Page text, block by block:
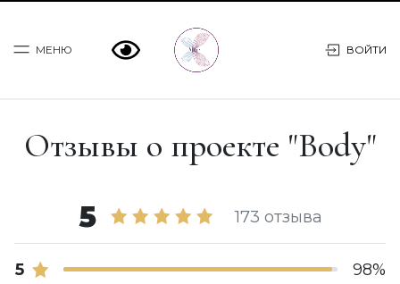
МЕНЮ ВОЙТИ
Отзывы о проекте "Body"
5 173 отзыва
5
98%
Программы
Консультации
О Марии